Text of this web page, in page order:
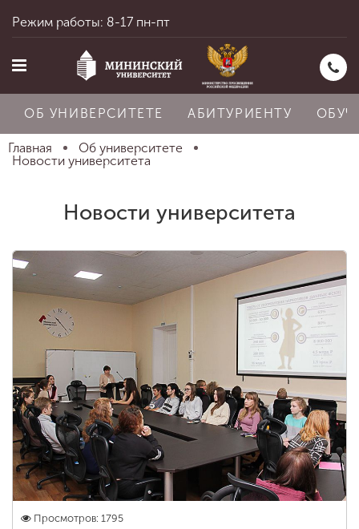
Об университете
Абитуриенту
Обучение
Наука
Международная
деятельность
Режим работы: 8-17 пн-пт
ОБ УНИВЕРСИТЕТЕ АБИТУРИЕНТУ
Главная
Об университете
Новости университета
Новости университета
Просмотров: 1795